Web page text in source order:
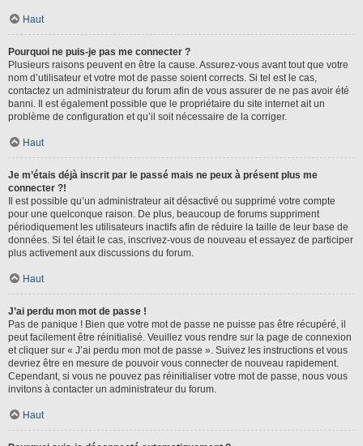
Haut
Pourquoi ne puis-je pas me connecter ?
Plusieurs raisons peuvent en être la cause. Assurez-vous avant tout que votre
nom d’utilisateur et votre mot de passe soient corrects. Si tel est le cas,
contactez un administrateur du forum afin de vous assurer de ne pas avoir été
banni. Il est également possible que le propriétaire du site internet ait un
problème de configuration et qu’il soit nécessaire de la corriger.
Haut
Je m’étais déjà inscrit par le passé mais ne peux à présent plus me
connecter ?!
Il est possible qu’un administrateur ait désactivé ou supprimé votre compte
pour une quelconque raison. De plus, beaucoup de forums suppriment
périodiquement les utilisateurs inactifs afin de réduire la taille de leur base de
données. Si tel était le cas, inscrivez-vous de nouveau et essayez de participer
plus activement aux discussions du forum.
Haut
J’ai perdu mon mot de passe !
Pas de panique ! Bien que votre mot de passe ne puisse pas être récupéré, il
peut facilement être réinitialisé. Veuillez vous rendre sur la page de connexion
et cliquer sur « J’ai perdu mon mot de passe ». Suivez les instructions et vous
devriez être en mesure de pouvoir vous connecter de nouveau rapidement.
Cependant, si vous ne pouvez pas réinitialiser votre mot de passe, nous vous
invitons à contacter un administrateur du forum.
Haut